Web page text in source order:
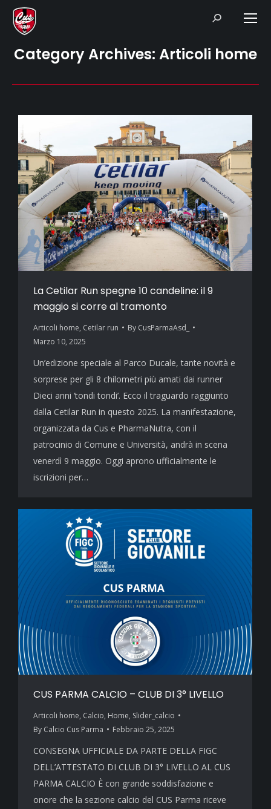
Search:
Category Archives: Articoli home
La Cetilar Run spegne 10 candeline: il 9
maggio si corre al tramonto
Articoli home, Cetilar run By CusParmaAsd_
Marzo 10, 2025
Un’edizione speciale al Parco Ducale, tante novità e
sorprese per gli 8 chilometri più amati dai runner
Dieci anni ‘tondi tondi’. Ecco il traguardo raggiunto
dalla Cetilar Run in questo 2025. La manifestazione,
organizzata da Cus e PharmaNutra, con il
patrocinio di Comune e Università, andrà in scena
venerdì 9 maggio. Oggi aprono ufficialmente le
iscrizioni per…
CUS PARMA CALCIO – CLUB DI 3° LIVELLO
Articoli home, Calcio, Home, Slider_calcio
By Calcio Cus Parma Febbraio 25, 2025
CONSEGNA UFFICIALE DA PARTE DELLA FIGC
DELL’ATTESTATO DI CLUB DI 3° LIVELLO AL CUS
PARMA CALCIO È con grande soddisfazione e
onore che la sezione calcio del CUS Parma riceve